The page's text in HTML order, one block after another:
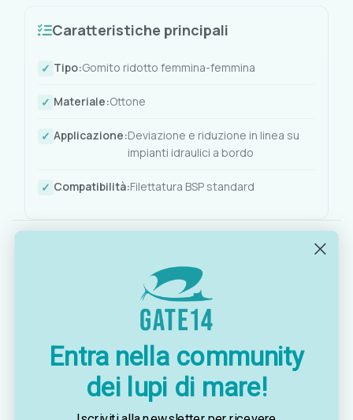
Caratteristiche principali
Tipo:Gomito ridotto femmina-femmina
Materiale:Ottone
Applicazione:Deviazione e riduzione in linea su
impianti idraulici a bordo
Compatibilità:Filettatura BSP standard
OTTAVIA
Customer assistance team
Sei indeciso? Vuoi un consiglio? Preferisci ordinare
telefonicamente?
Contattaci via WhatsApp , saremo lieti di darti una
mano!
Entra nella community
dei lupi di mare!